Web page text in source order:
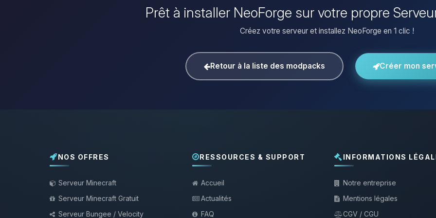
Prêt à installer NeoForge sur votre propre
Créez votre serveur et installez NeoForge en 1 clic !
Retour à la liste des modpacks Créer mon
NOS OFFRES
Serveur Minecraft
Serveur Minecraft Gratuit
Serveur Bungee / Velocity
RESSOURCES & SUPPORT
Accueil
Actualités
FAQ
INFORMATIONS
Notre entreprise
Mentions légales
CGV / CGU